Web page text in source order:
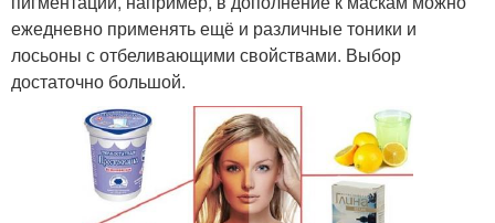
ежедневно применять ещё и различные тоники и
лосьоны с отбеливающими свойствами. Выбор
достаточно большой.